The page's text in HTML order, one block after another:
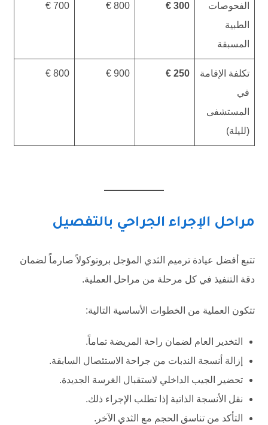
الفحوصات
الطبية
المسبقة
300 €
800 €
700 €
تكلفة الإقامة
في
المستشفى
(لليلة)
250 €
900 €
800 €
مراحل الإجراء الجراحي بالتفصيل
تتبع أفضل عيادة ترميم الثدي المؤجل بروتوكولاً صارماً لضمان
دقة التنفيذ في كل مرحلة من مراحل العملية.
تتكون العملية من الخطوات الأساسية التالية:
التخدير العام لضمان راحة المريضة تماماً.
إزالة أنسجة الندبات من جراحة الاستئصال السابقة.
تحضير الجيب الداخلي لاستقبال الغرسة الجديدة.
نقل الأنسجة الذاتية إذا تطلب الإجراء ذلك.
التأكد من تناسق الحجم مع الثدي الآخر.